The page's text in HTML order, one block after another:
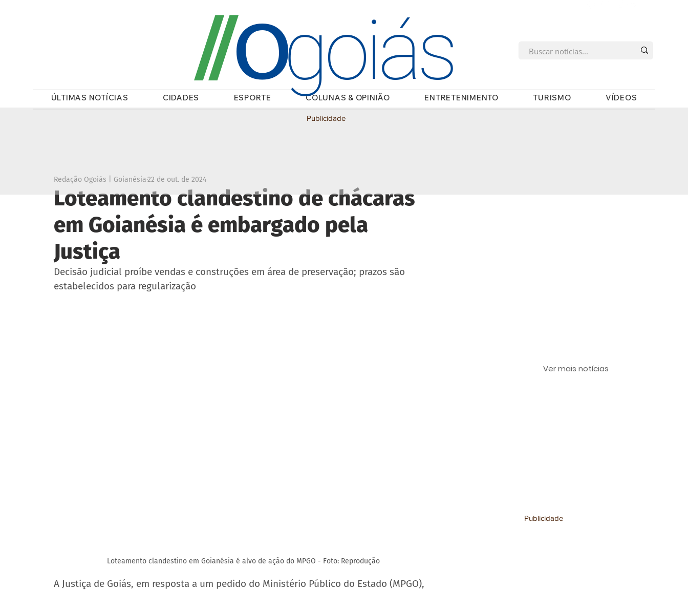
ÚLTIMAS NOTÍCIAS CIDADES ESPORTE COLUNAS & OPINIÃO ENTRETENIMENTO TURISMO VÍDEOS
//Ogoiás
Loteamento clandestino de chácaras
em Goianésia é embargado pela
Justiça
Redação Ogoiás | Goianésia22 de out. de 2024
Decisão judicial proíbe vendas e construções em área de preservação; prazos são
estabelecidos para regularização
Loteamento clandestino em Goianésia é alvo de ação do MPGO - Foto: Reprodução
A Justiça de Goiás, em resposta a um pedido do Ministério Público do Estado (MPGO),
Publicidade
Publicidade
Ver mais notícias